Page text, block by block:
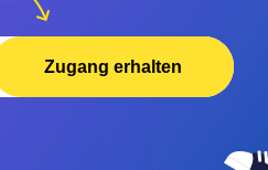
Zugang erhalten